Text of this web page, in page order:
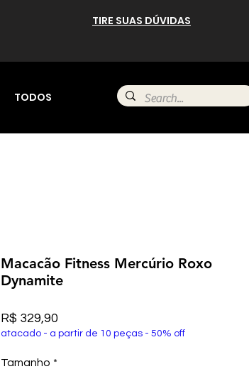
TIRE SUAS DÚVIDAS
TODOS
Macacão Fitness Mercúrio Roxo
Dynamite
R$ 329,90
atacado - a partir de 10 peças - 50% off
Tamanho *